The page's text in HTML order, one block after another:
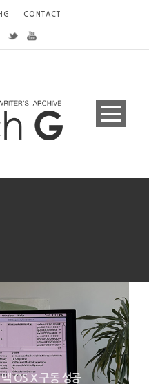
CONTACT
맥 OS X 구동 성공